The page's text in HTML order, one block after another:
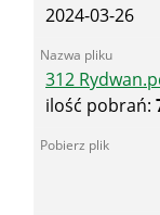
2024-03-26
312
ilość pobrań: